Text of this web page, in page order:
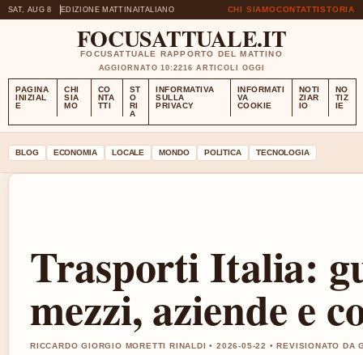
SAT, AUG 8 EDIZIONE MATTINA ITALIANO CHI SIAMOCONTATTISTORIA
FOCUSATTUALE.IT
FOCUSATTUALE RAPPORTO DEL MATTINO
AGGIORNATO 10:2216 ARTICOLI OGGI
PAGINA
INIZIAL
E
CHI
SIA
MO
CO
NTA
TTI
ST
O
RI
A
INFORMATIVA
SULLA
PRIVACY
INFORMATI
VA
COOKIE
NOTI
ZIAR
IO
NO
TIZ
IE
BLOG ECONOMIA LOCALE MONDO POLITICA TECNOLOGIA
Trasporti Italia:
mezzi, aziende e
RICCARDO GIORGIO MORETTI RINALDI • 2026-05-22 • REVISIONATO DA